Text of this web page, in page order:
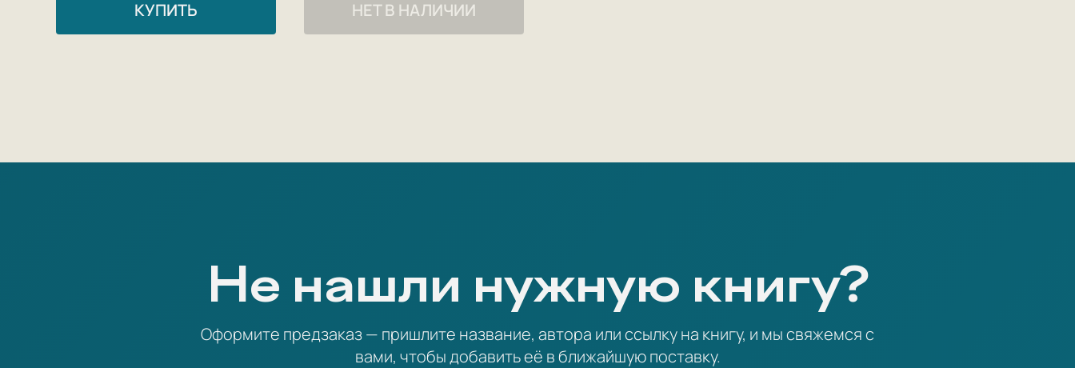
КУПИТЬ НЕТ В НАЛИЧИИ
Не нашли нужную книгу?
Оформите предзаказ — пришлите название, автора или ссылку на книгу, и мы свяжемся с
вами, чтобы добавить её в ближайшую поставку.